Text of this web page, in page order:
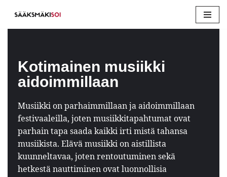
Siirry
Kotimainen musiikki
aidoimmillaan
Musiikki on parhaimmillaan ja aidoimmillaan
festivaaleilla, joten musiikkitapahtumat ovat
parhain tapa saada kaikki irti mistä tahansa
musiikista. Elävä musiikki on aistillista
kuunneltavaa, joten rentoutuminen sekä
hetkestä nauttiminen ovat luonnollisia